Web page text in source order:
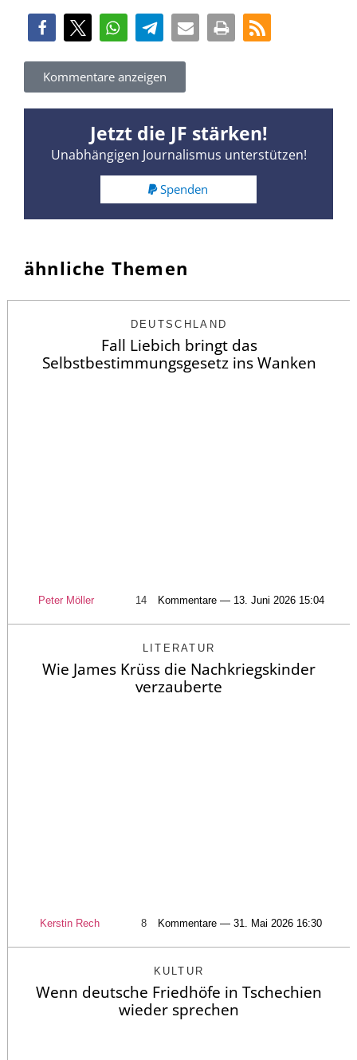
Kommentare anzeigen
Jetzt die JF stärken!
Unabhängigen Journalismus unterstützen!
Spenden
ähnliche Themen
DEUTSCHLAND
Fall Liebich bringt das
Selbstbestimmungsgesetz ins Wanken
Peter Möller 14 Kommentare — 13. Juni 2026 15:04
LITERATUR
Wie James Krüss die Nachkriegskinder
verzauberte
Kerstin Rech 8 Kommentare — 31. Mai 2026 16:30
KULTUR
Wenn deutsche Friedhöfe in Tschechien
wieder sprechen